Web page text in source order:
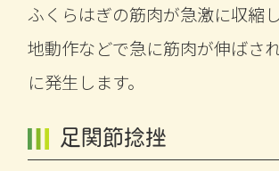
ふくらはぎの筋肉が急激に収縮
地動作などで急に筋肉が伸ばさ
に発生します。
足関節捻挫